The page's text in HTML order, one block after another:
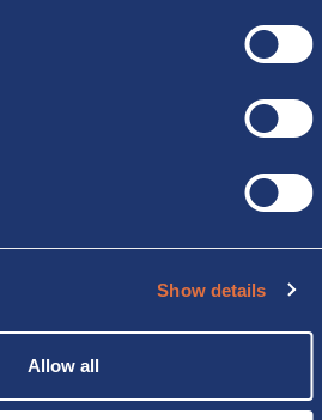
Show details
Allow all
zamówienie?
poradę przed zakupem